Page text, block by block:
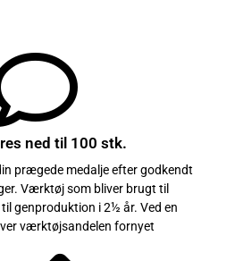
ned til 100 stk.
prægede medalje efter godkendt
Værktøj som bliver brugt til
genproduktion i 2½ år. Ved en
værktøjsandelen fornyet